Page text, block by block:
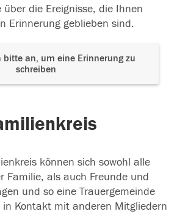
über die Ereignisse, die Ihnen
Erinnerung geblieben sind.
bitte an, um eine Erinnerung zu
schreiben
können sich sowohl alle
Familie, als auch Freunde und
und so eine Trauergemeinde
in Kontakt mit anderen Mitgliedern